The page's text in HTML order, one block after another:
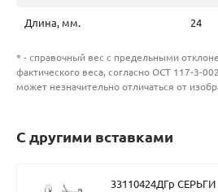
Длина, мм. 24
* - справочный вес с предельными
фактического веса, согласно ОСТ 117-3-
может незначительно отличаться от
С другими вставками
33110424ДГр СЕРЬГИ